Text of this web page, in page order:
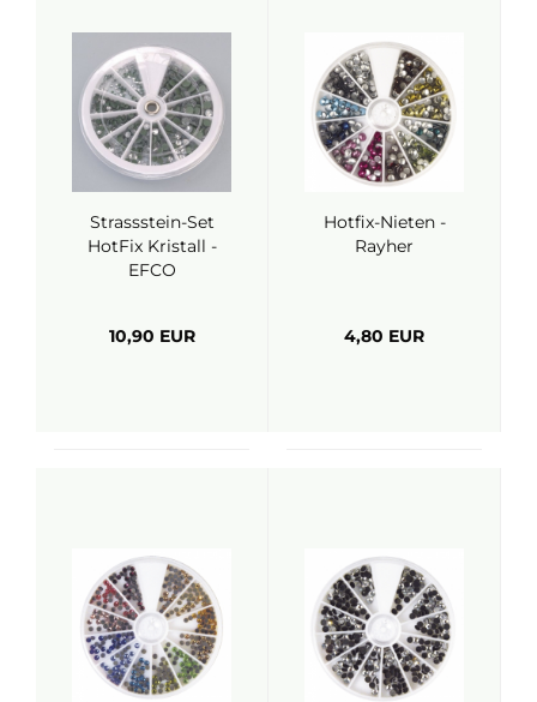
Strassstein-Set
HotFix Kristall -
EFCO
10,90 EUR
Hotfix-Nieten -
Rayher
4,80 EUR